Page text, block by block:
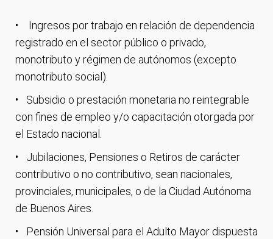
Ingresos por trabajo en relación de dependencia
registrado en el sector público o privado,
monotributo y régimen de autónomos (excepto
monotributo social).
Subsidio o prestación monetaria no reintegrable
con fines de empleo y/o capacitación otorgada por
el Estado nacional.
Jubilaciones, Pensiones o Retiros de carácter
contributivo o no contributivo, sean nacionales,
provinciales, municipales, o de la Ciudad Autónoma
de Buenos Aires.
Pensión Universal para el Adulto Mayor dispuesta